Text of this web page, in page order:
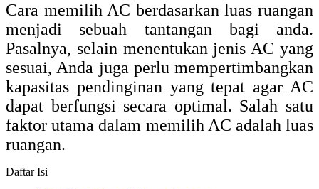
Cara memilih AC berdasarkan luas ruangan
menjadi sebuah tantangan bagi anda.
Pasalnya, selain menentukan jenis AC yang
sesuai, Anda juga perlu mempertimbangkan
kapasitas pendinginan yang tepat agar AC
dapat berfungsi secara optimal. Salah satu
faktor utama dalam memilih AC adalah luas
ruangan.
Daftar Isi